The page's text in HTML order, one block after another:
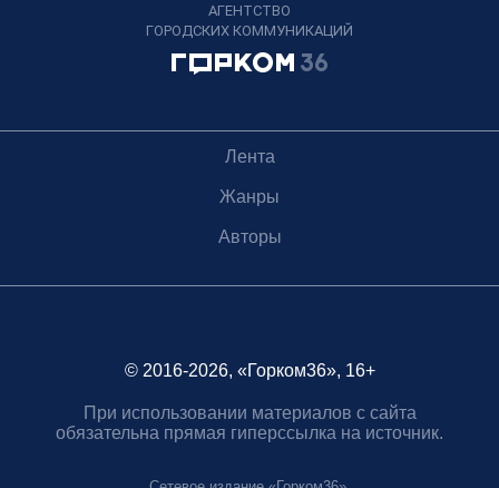
АГЕНТСТВО
ГОРОДСКИХ КОММУНИКАЦИЙ
Лента
Жанры
Авторы
© 2016-2026, «Горком36», 16+
При использовании материалов с сайта
обязательна прямая гиперссылка на источник.